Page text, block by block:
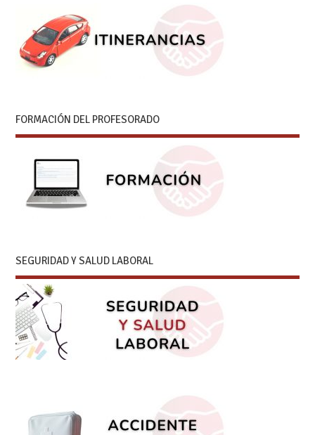
FORMACIÓN DEL PROFESORADO
SEGURIDAD Y SALUD LABORAL